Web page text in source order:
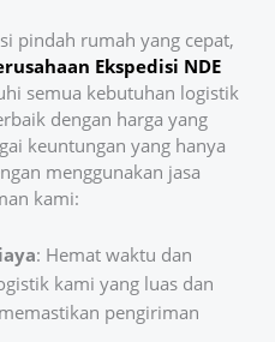
pindah rumah yang cepat,
Ekspedisi NDE
semua kebutuhan logistik
dengan harga yang
keuntungan yang hanya
menggunakan jasa
kami:
: Hemat waktu dan
kami yang luas dan
pengiriman